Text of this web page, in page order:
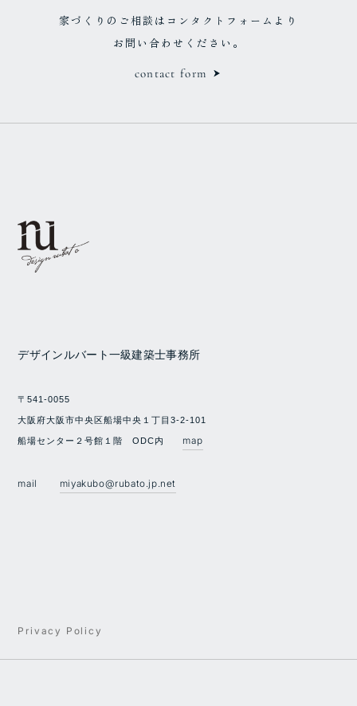
家づくりのご相談はコンタクトフォームより
お問い合わせください。
contact form
Privacy Policy
デザインルバート一級建築士事務所
〒541-0055
大阪府大阪市中央区船場中央１丁目3-2-101
船場センター２号館１階 ODC内 map
mail miyakubo@rubato.jp.net